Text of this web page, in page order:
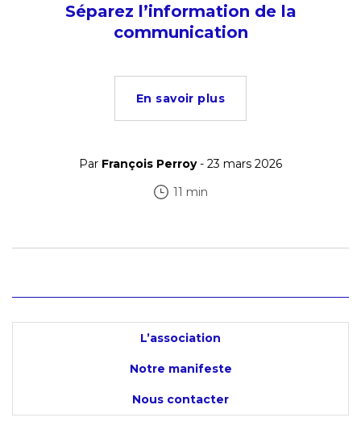
Séparez l’information de la
communication
En savoir plus
Par François Perroy- 23 mars 2026
11 min
L’association
Notre manifeste
Nous contacter